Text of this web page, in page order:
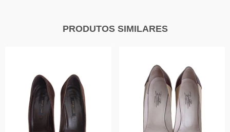
PRODUTOS SIMILARES